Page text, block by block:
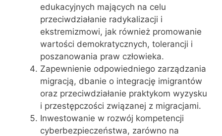
edukacyjnych mających na celu
przeciwdziałanie radykalizacji i
ekstremizmowi, jak również promowanie
wartości demokratycznych, tolerancji i
poszanowania praw człowieka.
Zapewnienie odpowiedniego zarządzania
migracją, dbanie o integrację imigrantów
oraz przeciwdziałanie praktykom wyzysku
i przestępczości związanej z migracjami.
Inwestowanie w rozwój kompetencji
cyberbezpieczeństwa, zarówno na